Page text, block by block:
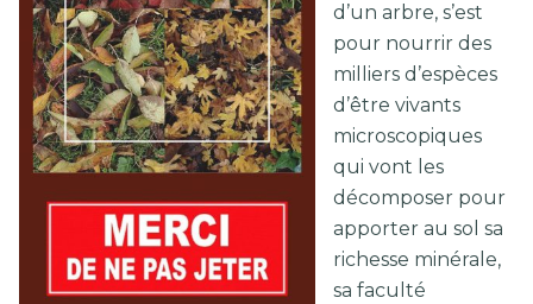
d’un arbre, s’est
pour nourrir des
milliers d’espèces
d’être vivants
microscopiques
qui vont les
décomposer pour
apporter au sol sa
richesse minérale,
sa faculté